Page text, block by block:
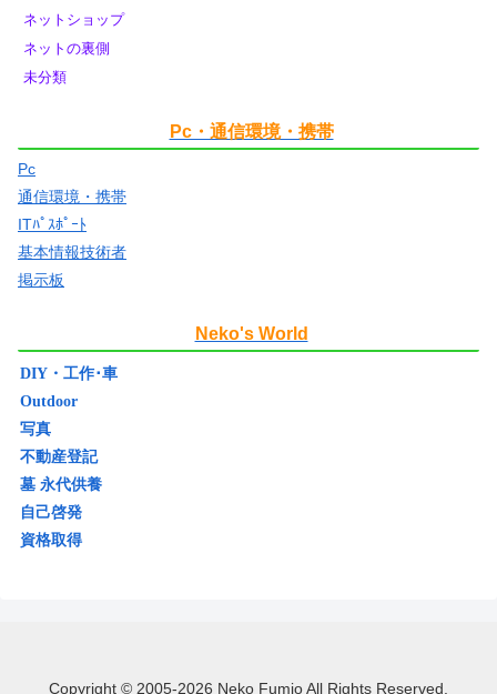
ネットショップ
ネットの裏側
未分類
Pc・通信環境・携帯
Pc
通信環境・携帯
ITﾊﾟｽﾎﾟｰﾄ
基本情報技術者
掲示板
Neko's World
DIY・工作･車
Outdoor
写真
不動産登記
墓 永代供養
自己啓発
資格取得
Copyright © 2005-2026 Neko Fumio All Rights Reserved.